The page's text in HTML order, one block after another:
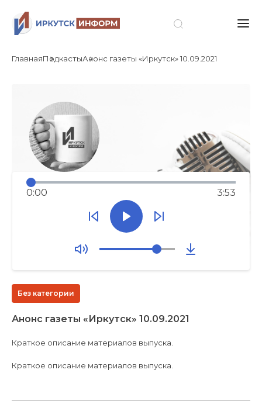
ГлавнаяПодкастыАнонс газеты «Иркутск» 10.09.2021
0:00 3:53
Без категории
Анонс газеты «Иркутск» 10.09.2021
Краткое описание материалов выпуска.
Краткое описание материалов выпуска.